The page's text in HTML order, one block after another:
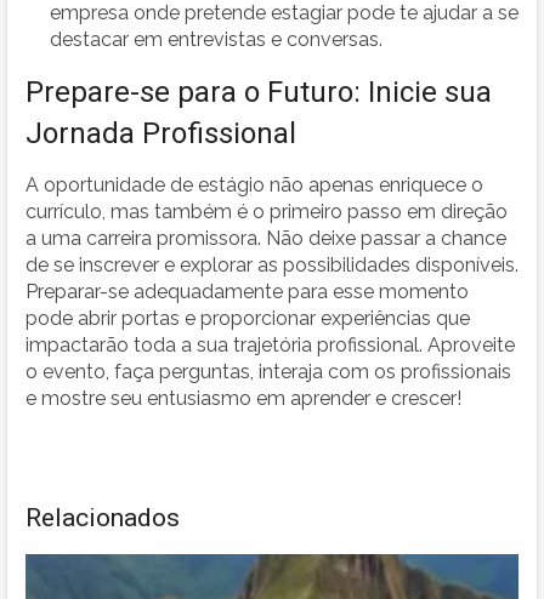
empresa onde pretende estagiar pode te ajudar a se
destacar em entrevistas e conversas.
Prepare-se para o Futuro: Inicie sua
Jornada Profissional
A oportunidade de estágio não apenas enriquece o
currículo, mas também é o primeiro passo em direção
a uma carreira promissora. Não deixe passar a chance
de se inscrever e explorar as possibilidades disponíveis.
Preparar-se adequadamente para esse momento
pode abrir portas e proporcionar experiências que
impactarão toda a sua trajetória profissional. Aproveite
o evento, faça perguntas, interaja com os profissionais
e mostre seu entusiasmo em aprender e crescer!
Relacionados